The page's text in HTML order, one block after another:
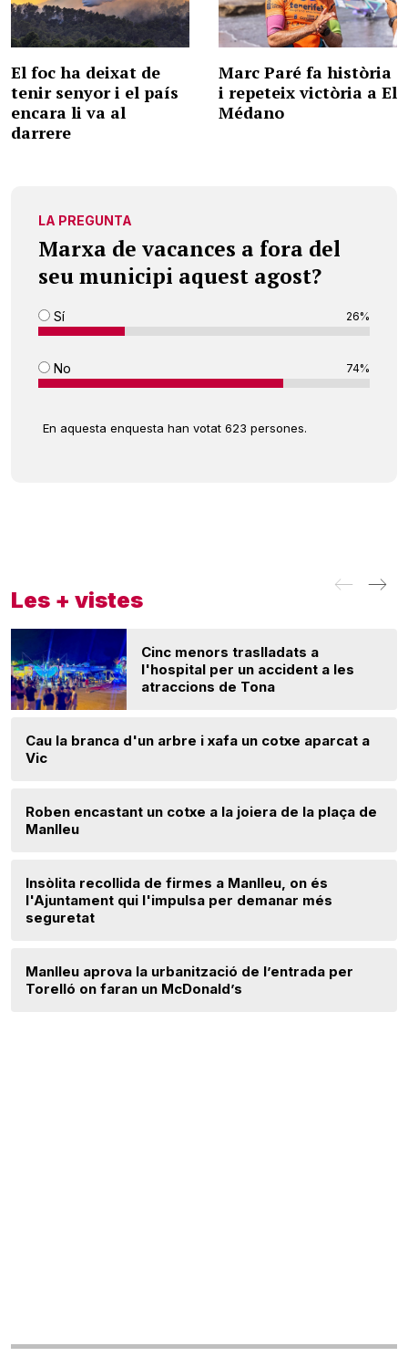
El foc ha deixat de
tenir senyor i el país
encara li va al
darrere
Marc Paré fa història
i repeteix victòria a El
Médano
LA PREGUNTA
Marxa de vacances a fora del
seu municipi aquest agost?
Sí 26%
No 74%
En aquesta enquesta han votat 623 persones.
Les + vistes
Cinc menors traslladats a
l'hospital per un accident a les
atraccions de Tona
Cau la branca d'un arbre i xafa un cotxe aparcat a
Vic
Roben encastant un cotxe a la joiera de la plaça de
Manlleu
Insòlita recollida de firmes a Manlleu, on és
l'Ajuntament qui l'impulsa per demanar més
seguretat
Manlleu aprova la urbanització de l’entrada per
Torelló on faran un McDonald’s